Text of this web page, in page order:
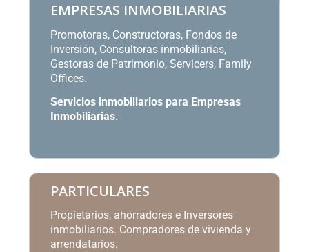
EMPRESAS INMOBILIARIAS
Promotoras, Constructoras, Fondos de
Inversión, Consultoras inmobiliarias,
Gestoras de Patrimonio, Servicers, Family
Offices.
Servicios inmobiliarios para Empresas
Inmobiliarias.
PARTICULARES
Propietarios, ahorradores e Inversores
inmobiliarios. Compradores de vivienda y
arrendatarios.